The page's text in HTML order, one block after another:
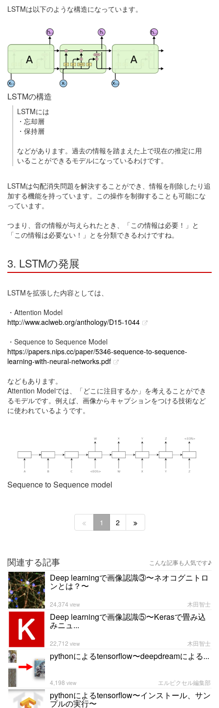
LSTMは以下のような構造になっています。
LSTMの構造
LSTMには
・忘却層
・保持層
などがあります。過去の情報を踏まえた上で現在の推定に用
いることができるモデルになっているわけです。
LSTMは勾配消失問題を解決することができ、情報を削除したり追
加する機能を持っています。この操作を制御することも可能にな
っています。
つまり、音の情報が与えられたとき、「この情報は必要！」と
「この情報は必要ない！」とを分類できるわけですね。
3. LSTMの発展
LSTMを拡張した内容としては、
・Attention Model
http://www.aclweb.org/anthology/D15-1044
・Sequence to Sequence Model
https://papers.nips.cc/paper/5346-sequence-to-sequence-
learning-with-neural-networks.pdf
などもあります。
Attention Modelでは、「どこに注目するか」を考えることができ
るモデルです。例えば、画像からキャプションをつける技術など
に使われているようです。
Sequence to Sequence model
1 2
関連する記事 こんな記事も人気です♪
Deep learningで画像認識③〜ネオコグニトロ
ンとは？〜
木田智士
24,374 view
Deep learningで画像認識⑤〜Kerasで畳み込
みニュ...
木田智士
22,712 view
pythonによるtensorflow〜deepdreamによる...
エルピクセル編集部
4,198 view
pythonによるtensorflow〜インストール、サン
プルの実行〜